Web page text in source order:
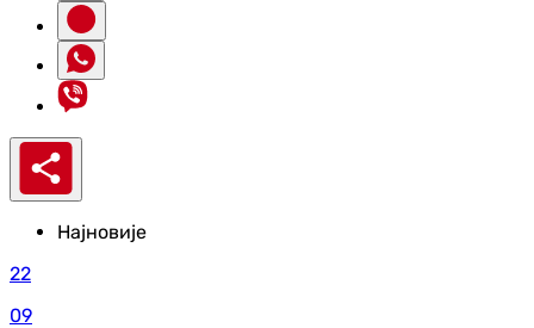
Најновије
22
09